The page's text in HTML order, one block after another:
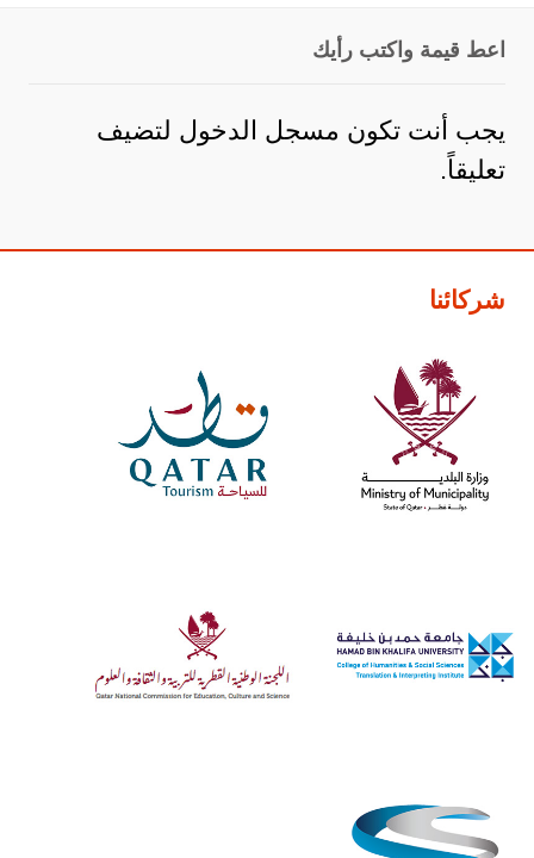
اعط قيمة واكتب رأيك
يجب أنت تكون مسجل الدخول لتضيف
تعليقاً.
شركائنا